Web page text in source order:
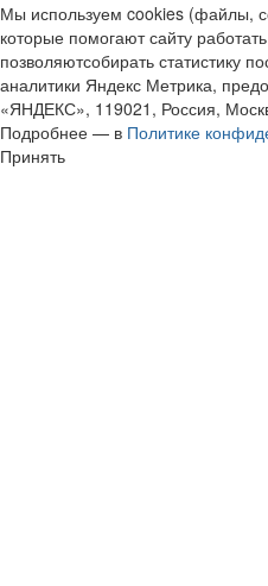
Мы используем cookies (файлы,
которые помогают сайту
позволяютсобирать статистику
аналитики Яндекс Метрика,
«ЯНДЕКС», 119021, Россия,
Подробнее — в Политике
Принять